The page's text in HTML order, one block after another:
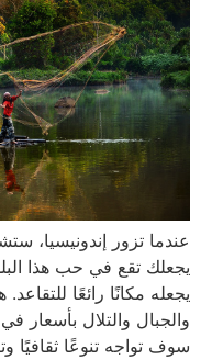
عندما تزور إندونيسيا،
يجعلك تقع في حب هذا
يجعله مكانًا رائعًا
والجبال والتلال بأسعار
سوف تواجه تنوعًا ثقافيًا